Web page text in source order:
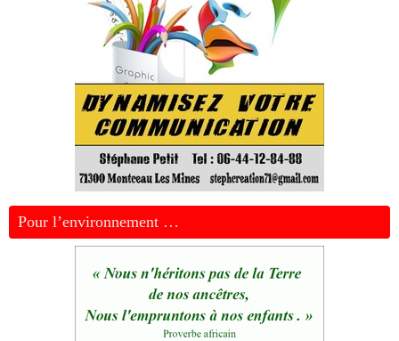
Pour l’environnement …